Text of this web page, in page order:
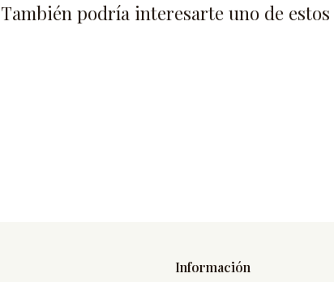
También podría interesarte uno de estos
Información